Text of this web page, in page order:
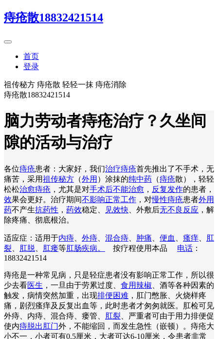
痔疮散18832421514
首页
登录
祖传秘方 痔疮散 轻轻一抹 痔疮消除
痔疮散18832421514
脑力劳动者痔疮治疗？久坐间
隙的活动与治疗
各位痔疮患者：大家好，我们治疗痔疮首先推出了不手术，无
痛苦，采用祖传秘方 （外用 ）涂抹的纯中药 （痔疮散），轻轻
松松治愈痔疮 ，尤其是对手术后不能治愈 ， 反复发作的患者，
效果会更好。治疗期间不影响正常工作 ，对慢性痔疮患者外用
药不产生抗药性 ， 药效稳定、 见效快 、外敷后无不良反应 ，解
除疼痛、彻底根治。
适应症：适用于内痔 外痔 混合痔 肿痛 便血 瘙痒
肛
裂
肛脱 肛瘘等肛肠疾病。 按疗程使用本品 电话 ：
18832421514
痔疮是一种常见病，只是轻症患者没有影响正常工作，所以很
少去看医生 ，一旦由于劳累过度、 食用辣椒 、酒等各种因素的
触发，病情突然加重，出现排便困难 ，肛门憋胀、火烧样疼
痛，剧烈瘙痒及反复出血等，此时患者才匆匆就医。肛检可见
外痔、内痔、混合痔、瘘管、
肛裂 、严重者可由于用力排便促
使内痔脱出肛门外，不能缩回，而发生急性（嵌顿）。痔疮大
小不一，小者可有0.5厘米，大者可达6-10厘米，令患者非常